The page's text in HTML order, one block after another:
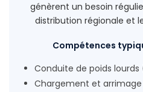
génèrent un besoin
distribution régionale et
Compétences
Conduite de poids lourds
Chargement et